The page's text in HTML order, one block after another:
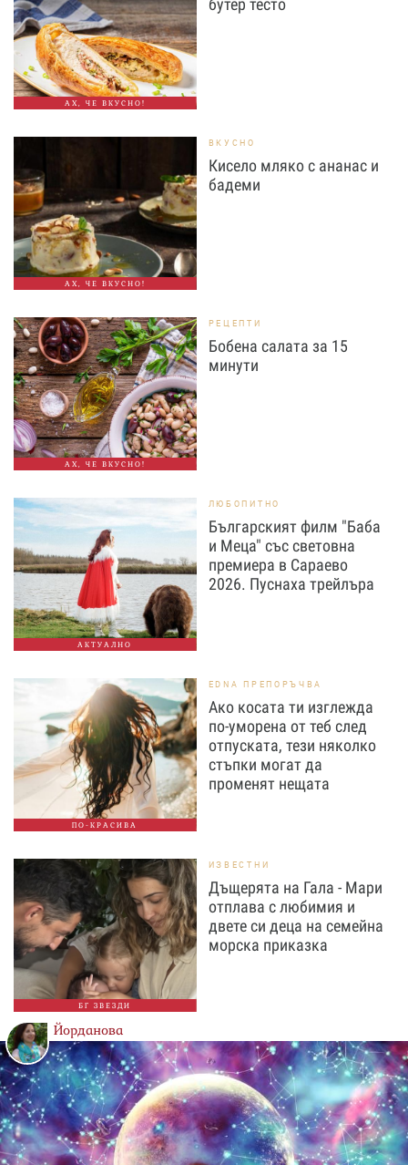
АХ, ЧЕ ВКУСНО!
бутер тесто
АХ, ЧЕ ВКУСНО!
ВКУСНО
Кисело мляко с ананас и
бадеми
АХ, ЧЕ ВКУСНО!
РЕЦЕПТИ
Бобена салата за 15
минути
АКТУАЛНО
ЛЮБОПИТНО
Българският филм "Баба
и Меца" със световна
премиера в Сараево
2026. Пуснаха трейлъра
ПО-КРАСИВА
EDNA ПРЕПОРЪЧВА
Ако косата ти изглежда
по-уморена от теб след
отпуската, тези няколко
стъпки могат да
променят нещата
БГ ЗВЕЗДИ
ИЗВЕСТНИ
Дъщерята на Гала - Мари
отплава с любимия и
двете си деца на семейна
морска приказка
Йорданова